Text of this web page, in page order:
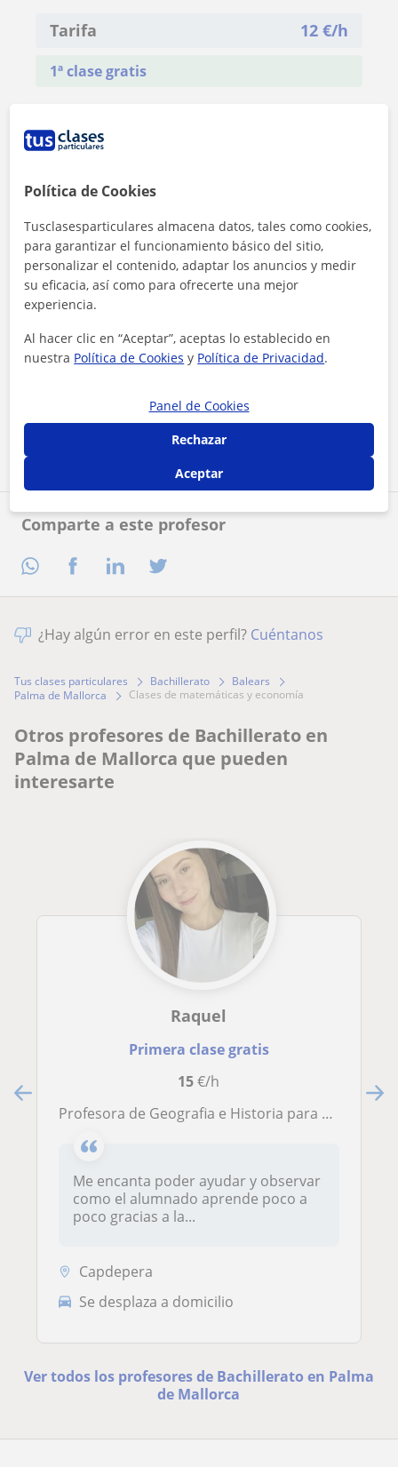
Comparte a este profesor
Tarifa 12 €/h
1ª clase gratis
Contactar ahora
¿Hay algún error en este perfil? Cuéntanos
Tus clases particulares Bachillerato
Balears
Palma de Mallorca
clases de matemáticas y economía
Otros profesores de Bachillerato en
Palma de Mallorca que pueden
interesarte
Raquel
Primera clase gratis
15€/h
Profesora de Geografia e Historia para ESO y Bachillerato
Me encanta poder ayudar y observar
como el alumnado aprende poco a
poco gracias a la...
Capdepera
Se desplaza a domicilio
Ver todos los profesores de Bachillerato en Palma
de Mallorca
Política de Cookies
Tusclasesparticulares almacena datos, tales como cookies,
para garantizar el funcionamiento básico del sitio,
personalizar el contenido, adaptar los anuncios y medir
su eficacia, así como para ofrecerte una mejor
experiencia.
Al hacer clic en “Aceptar”, aceptas lo establecido en
nuestra Política de Cookies y Política de Privacidad.
Panel de Cookies
Rechazar
Aceptar